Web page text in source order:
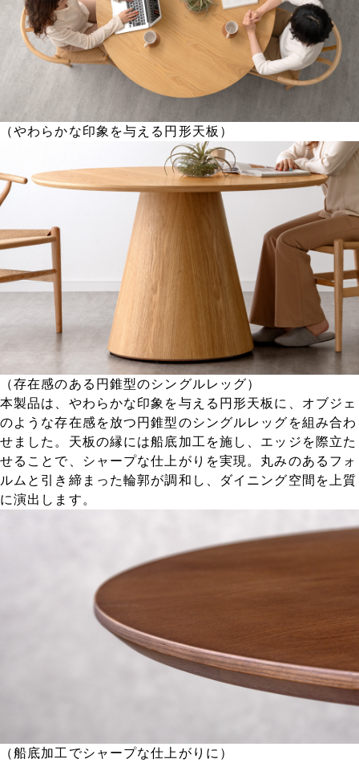
（やわらかな印象を与える円形天板）
（存在感のある円錐型のシングルレッグ）
本製品は、やわらかな印象を与える円形天板に、オブジェ
のような存在感を放つ円錐型のシングルレッグを組み合わ
せました。天板の縁には船底加工を施し、エッジを際立た
せることで、シャープな仕上がりを実現。丸みのあるフォ
ルムと引き締まった輪郭が調和し、ダイニング空間を上質
に演出します。
（船底加工でシャープな仕上がりに）